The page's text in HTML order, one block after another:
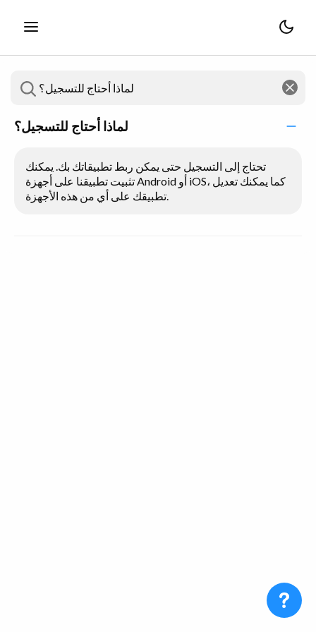
لماذا أحتاج للتسجيل؟
تحتاج إلى التسجيل حتى يمكن ربط تطبيقاتك بك. يمكنك
تثبيت تطبيقنا على أجهزة Android أو iOS، كما يمكنك تعديل
تطبيقك على أي من هذه الأجهزة.